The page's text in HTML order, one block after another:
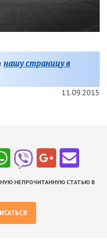
нашу страницу в
11.09.2015
НЕПРОЧИТАННУЮ СТАТЬЮ В